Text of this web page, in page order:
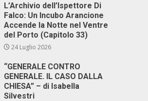
L’Archivio dell’Ispettore Di
Falco: Un Incubo Arancione
Accende la Notte nel Ventre
del Porto (Capitolo 33)
24 Luglio 2026
“GENERALE CONTRO
GENERALE. IL CASO DALLA
CHIESA” – di Isabella
Silvestri